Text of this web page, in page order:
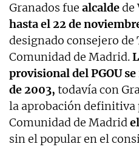
Granados fue alcaldede
hasta el 22 de
designado consejero de
Comunidad de Madrid.
provisional del PGOU
de 2003, todavía con
la aprobación definitiva
Comunidad de Madrid
sin el popular en el